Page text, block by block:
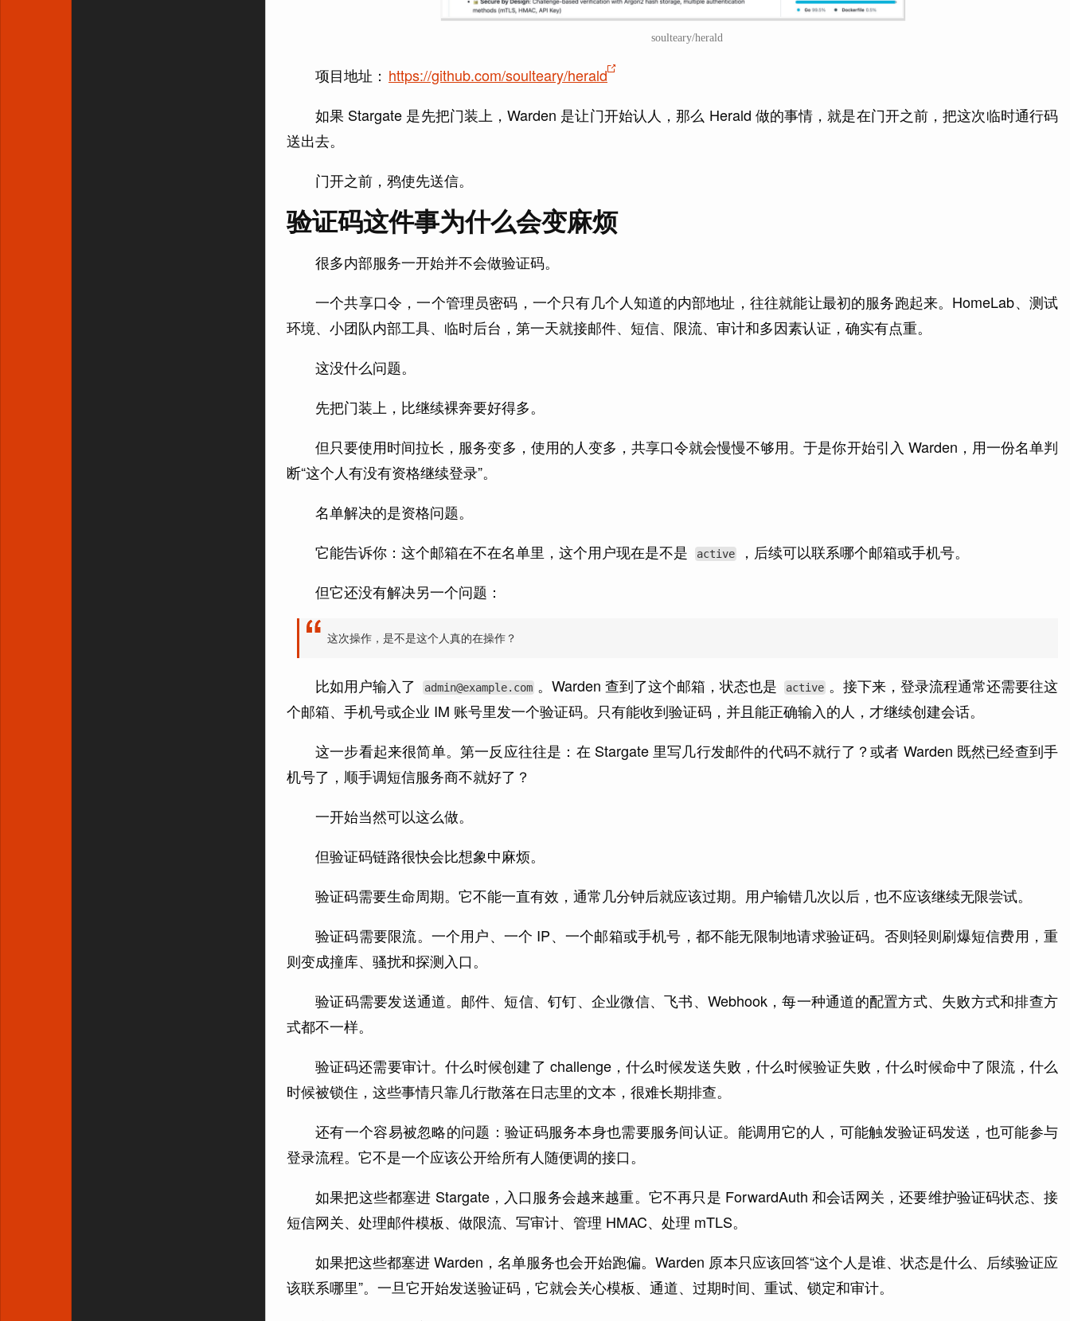
soulteary/herald
项目地址： https://github.com/soulteary/herald
如果 Stargate 是先把门装上，Warden 是让门开始认人，那么 Herald 做的事情，就是在门开之前，把这次临时通行码
送出去。
门开之前，鸦使先送信。
验证码这件事为什么会变麻烦
很多内部服务一开始并不会做验证码。
一个共享口令，一个管理员密码，一个只有几个人知道的内部地址，往往就能让最初的服务跑起来。HomeLab、测试
环境、小团队内部工具、临时后台，第一天就接邮件、短信、限流、审计和多因素认证，确实有点重。
这没什么问题。
先把门装上，比继续裸奔要好得多。
但只要使用时间拉长，服务变多，使用的人变多，共享口令就会慢慢不够用。于是你开始引入 Warden，用一份名单判
断“这个人有没有资格继续登录”。
名单解决的是资格问题。
它能告诉你：这个邮箱在不在名单里，这个用户现在是不是
active
，后续可以联系哪个邮箱或手机号。
但它还没有解决另一个问题：
这次操作，是不是这个人真的在操作？
比如用户输入了 admin@example.com 。Warden 查到了这个邮箱，状态也是 active 。接下来，登录流程通常还需要往这
个邮箱、手机号或企业 IM 账号里发一个验证码。只有能收到验证码，并且能正确输入的人，才继续创建会话。
这一步看起来很简单。第一反应往往是：在 Stargate 里写几行发邮件的代码不就行了？或者 Warden 既然已经查到手
机号了，顺手调短信服务商不就好了？
一开始当然可以这么做。
但验证码链路很快会比想象中麻烦。
验证码需要生命周期。它不能一直有效，通常几分钟后就应该过期。用户输错几次以后，也不应该继续无限尝试。
验证码需要限流。一个用户、一个 IP、一个邮箱或手机号，都不能无限制地请求验证码。否则轻则刷爆短信费用，重
则变成撞库、骚扰和探测入口。
验证码需要发送通道。邮件、短信、钉钉、企业微信、飞书、Webhook，每一种通道的配置方式、失败方式和排查方
式都不一样。
验证码还需要审计。什么时候创建了 challenge，什么时候发送失败，什么时候验证失败，什么时候命中了限流，什么
时候被锁住，这些事情只靠几行散落在日志里的文本，很难长期排查。
还有一个容易被忽略的问题：验证码服务本身也需要服务间认证。能调用它的人，可能触发验证码发送，也可能参与
登录流程。它不是一个应该公开给所有人随便调的接口。
如果把这些都塞进 Stargate，入口服务会越来越重。它不再只是 ForwardAuth 和会话网关，还要维护验证码状态、接
短信网关、处理邮件模板、做限流、写审计、管理 HMAC、处理 mTLS。
如果把这些都塞进 Warden，名单服务也会开始跑偏。Warden 原本只应该回答“这个人是谁、状态是什么、后续验证应
该联系哪里”。一旦它开始发送验证码，它就会关心模板、通道、过期时间、重试、锁定和审计。